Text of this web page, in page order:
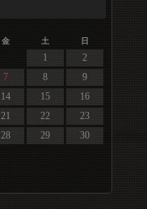
金 土 日
1
2
7 8
9
14 15
16
21 22
23
28 29
30